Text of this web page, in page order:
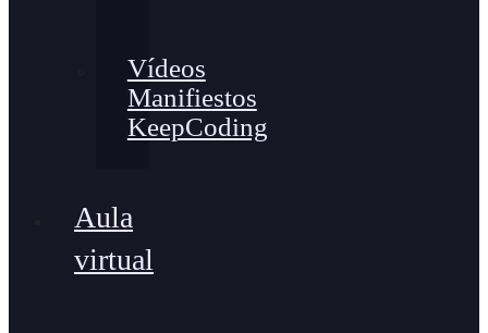
Vídeos
Manifiestos
KeepCoding
Aula
virtual